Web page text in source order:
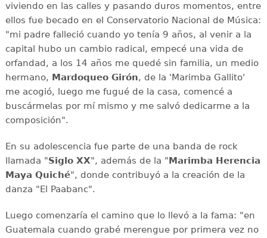
viviendo en las calles y pasando duros momentos, entre
ellos fue becado en el Conservatorio Nacional de Música:
"mi padre falleció cuando yo tenía 9 años, al venir a la
capital hubo un cambio radical, empecé una vida de
orfandad, a los 14 años me quedé sin familia, un medio
hermano, Mardoqueo Girón, de la 'Marimba Gallito'
me acogió, luego me fugué de la casa, comencé a
buscármelas por mí mismo y me salvó dedicarme a la
composición".
En su adolescencia fue parte de una banda de rock
llamada "Siglo XX", además de la "Marimba Herencia
Maya Quiché", donde contribuyó a la creación de la
danza "El Paabanc".
Luego comenzaría el camino que lo llevó a la fama: "en
Guatemala cuando grabé merengue por primera vez no